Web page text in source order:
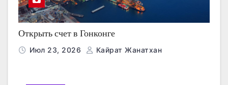
Открыть счет в Гонконге
Июл 23, 2026 Кайрат Жанатхан